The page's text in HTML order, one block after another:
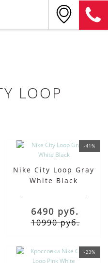
LOOP
-41%
Nike City Loop Gray
White Black
6490 руб.
10990 руб.
-23%